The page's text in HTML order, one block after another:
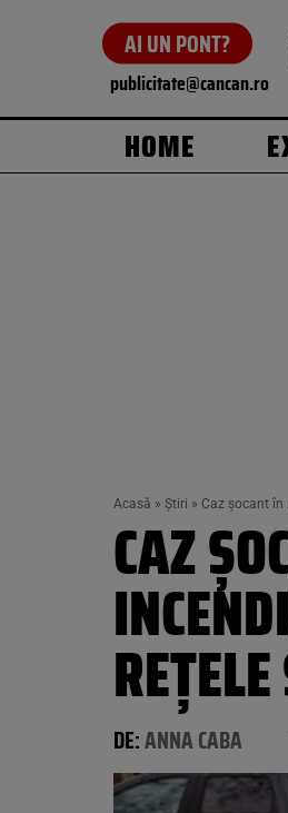
AI UN PONT?
publicitate@cancan.ro
HOME
Acasă » Știri » Caz șocant în
CAZ
DE:ANNA CABA